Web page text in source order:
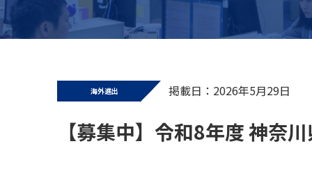
海外進出 掲載日：2026年5月29日
【募集中】令和8年度 神奈